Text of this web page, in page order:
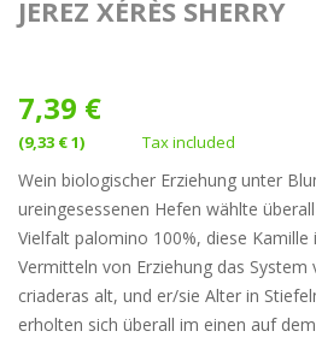
JEREZ XÉRÈS SHERRY
7,39 €
(9,33 € 1) Tax included
Wein biologischer Erziehung unter
ureingesessenen Hefen wählte
Vielfalt palomino 100%, diese Kamille
Vermitteln von Erziehung das System
criaderas alt, und er/sie Alter in
erholten sich überall im einen auf